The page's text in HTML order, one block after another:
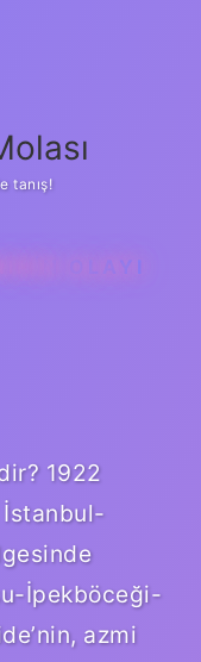
tanış!
OLAYI
1922
İstanbul-
İpekböceği-
azmi